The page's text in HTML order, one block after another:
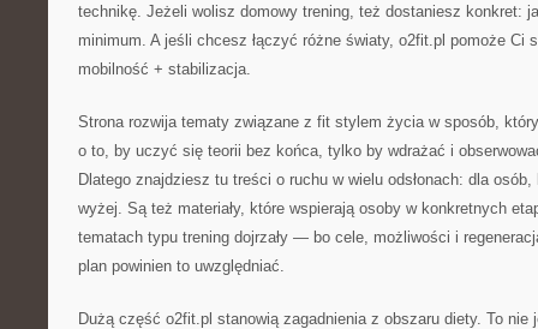
technikę. Jeżeli wolisz domowy trening, też dostaniesz konkret:
minimum. A jeśli chcesz łączyć różne światy, o2fit.pl pomoże Ci
mobilność + stabilizacja.
Strona rozwija tematy związane z fit stylem życia w sposób,
o to, by uczyć się teorii bez końca, tylko by wdrażać i
Dlatego znajdziesz tu treści o ruchu w wielu odsłonach: dla
wyżej. Są też materiały, które wspierają osoby w konkretnych
tematach typu trening dojrzały — bo cele, możliwości i
plan powinien to uwzględniać.
Dużą część o2fit.pl stanowią zagadnienia z obszaru diety. To nie